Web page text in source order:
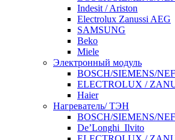
Indesit / Ariston
Electrolux Zanussi AEG
SAMSUNG
Beko
Miele
Электронный модуль
BOSCH/SIEMENS/
ELECTROLUX /
Haier
Нагреватель/ ТЭН
BOSCH/SIEMENS/
De’Longhi_Ilvito